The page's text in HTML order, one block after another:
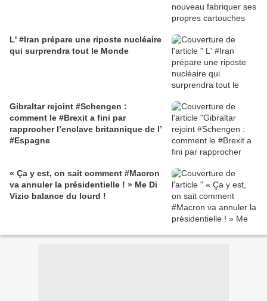
L' #Iran prépare une riposte nucléaire
qui surprendra tout le Monde
Gibraltar rejoint #Schengen :
comment le #Brexit a fini par
rapprocher l’enclave britannique de l’
#Espagne
« Ça y est, on sait comment #Macron
va annuler la présidentielle ! » Me Di
Vizio balance du lourd !